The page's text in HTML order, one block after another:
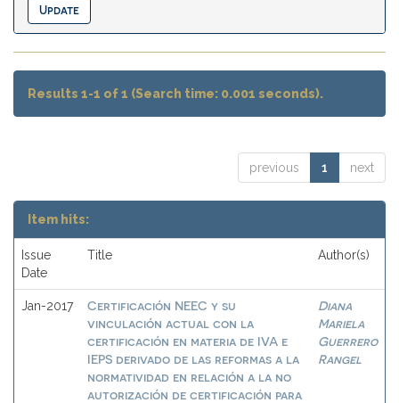
Results 1-1 of 1 (Search time: 0.001 seconds).
previous 1 next
Item hits:
Issue
Date
Title Author(s)
Jan-2017
Certificación NEEC y su
vinculación actual con la
certificación en materia de IVA e
IEPS derivado de las reformas a la
normatividad en relación a la no
autorización de certificación para
Diana
Mariela
Guerrero
Rangel